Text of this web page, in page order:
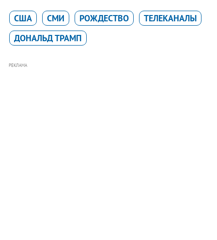
США СМИ РОЖДЕСТВО
ТЕЛЕКАНАЛЫ
ДОНАЛЬД ТРАМП
РЕКЛАМА